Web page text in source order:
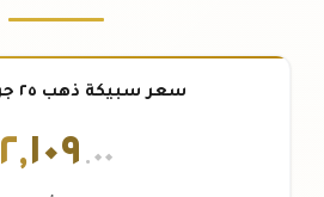
سعر سبيكة ذهب ٢٥ جرام
٢,١٠٩ .٠٠